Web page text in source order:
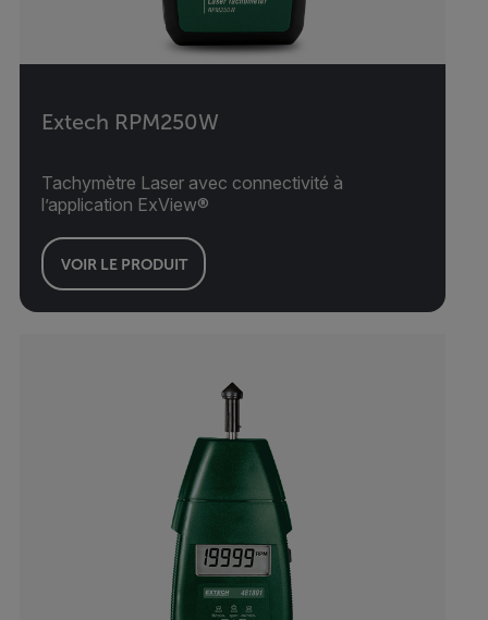
Extech RPM250W
Tachymètre Laser avec connectivité à
l’application ExView®
VOIR LE PRODUIT